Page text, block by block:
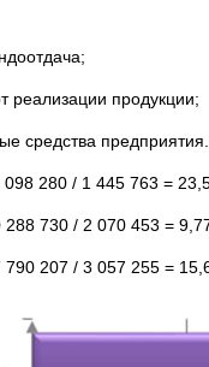
реализации продукции;
средства предприятия.
098 280 / 1 445 763 =
288 730 / 2 070 453 =
790 207 / 3 057 255 =